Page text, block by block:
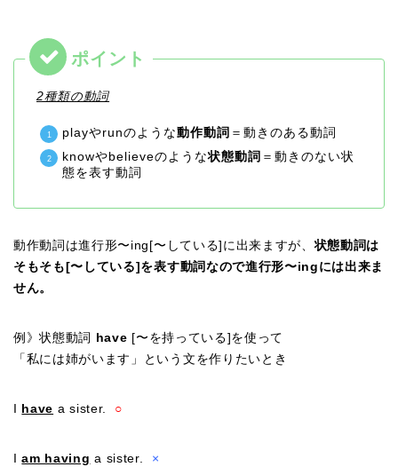
2種類の動詞
playやrunのような動作動詞 ＝動きのある動詞
knowやbelieveのような状態動詞 ＝動きのない状
態を表す動詞
動作動詞は進行形〜ing[〜している]に出来ますが、状態動詞は
そもそも[〜している]を表す動詞なので進行形〜ingには出来ま
せん。
例》状態動詞 have [〜を持っている]を使って
「私には姉がいます」という文を作りたいとき
have a sister. ○
Iam having a sister. ×